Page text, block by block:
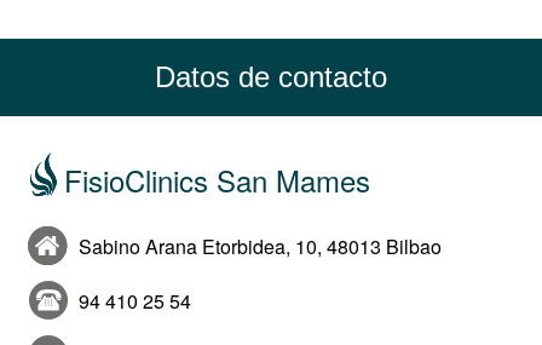
Datos de contacto
FisioClinics San Mames
Sabino Arana Etorbidea, 10, 48013 Bilbao
94 410 25 54